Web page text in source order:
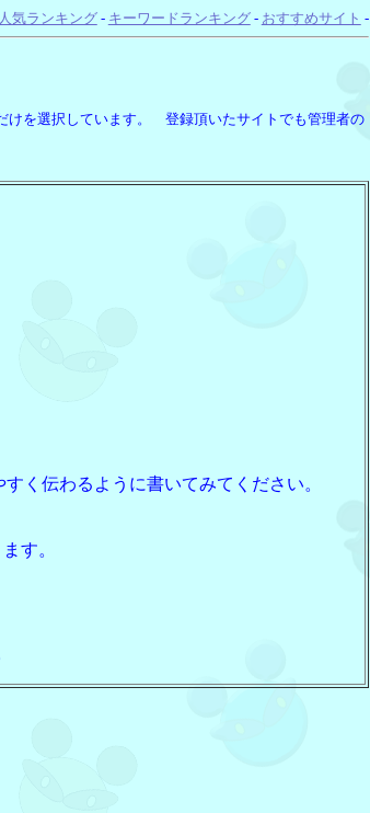
人気ランキング- キーワードランキング- おすすめサイト -
けを選択しています。 登録頂いたサイトでも管理者の
く伝わるように書いてみてください。
す。